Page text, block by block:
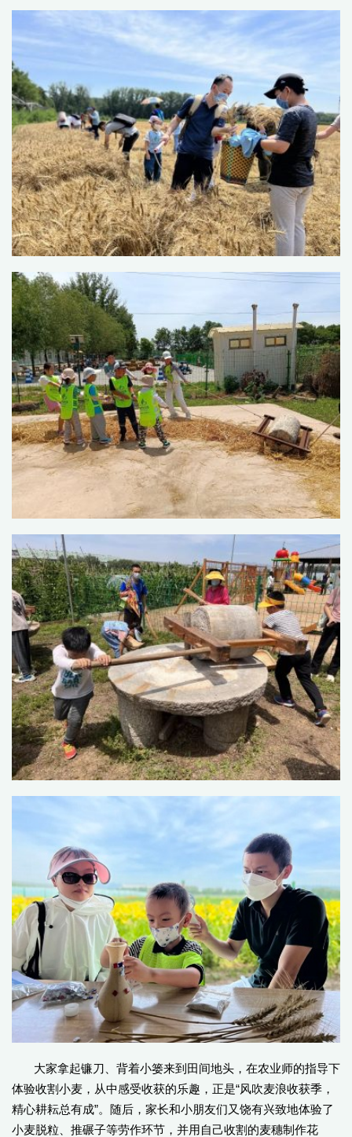
大家拿起镰刀、背着小篓来到田间地头，在农业师的指导下
体验收割小麦，从中感受收获的乐趣，正是“风吹麦浪收获季，
精心耕耘总有成”。随后，家长和小朋友们又饶有兴致地体验了
小麦脱粒、推碾子等劳作环节，并用自己收割的麦穗制作花